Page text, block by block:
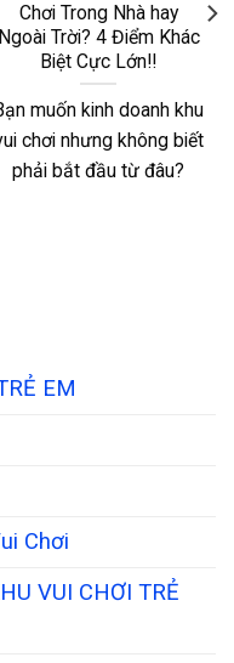
Chơi Trong Nhà hay
Ngoài Trời? 4 Điểm Khác
Biệt Cực Lớn!!
muốn kinh doanh khu
chơi nhưng không biết
phải bắt đầu từ đâu?
EM
Chơi
VUI CHƠI TRẺ